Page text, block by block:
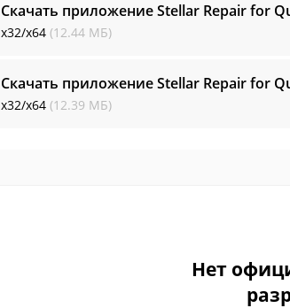
Скачать приложение Stellar Repair for
x32/x64 (12.44 МБ)
Скачать приложение Stellar Repair for
x32/x64 (12.39 МБ)
Нет